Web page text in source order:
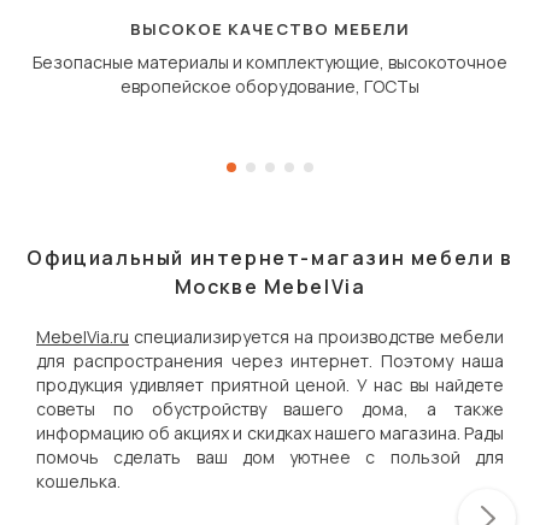
дугообразной
ВЫСОКОЕ КАЧЕСТВО МЕБЕЛИ
Безопасные материалы и комплектующие, высокоточное
европейское оборудование, ГОСТы
Официальный интернет-магазин мебели в
Москве MebelVia
MebelVia.ru специализируется на производстве мебели
для распространения через интернет. Поэтому наша
продукция удивляет приятной ценой. У нас вы найдете
советы по обустройству вашего дома, а также
информацию об акциях и скидках нашего магазина. Рады
помочь сделать ваш дом уютнее с пользой для
кошелька.